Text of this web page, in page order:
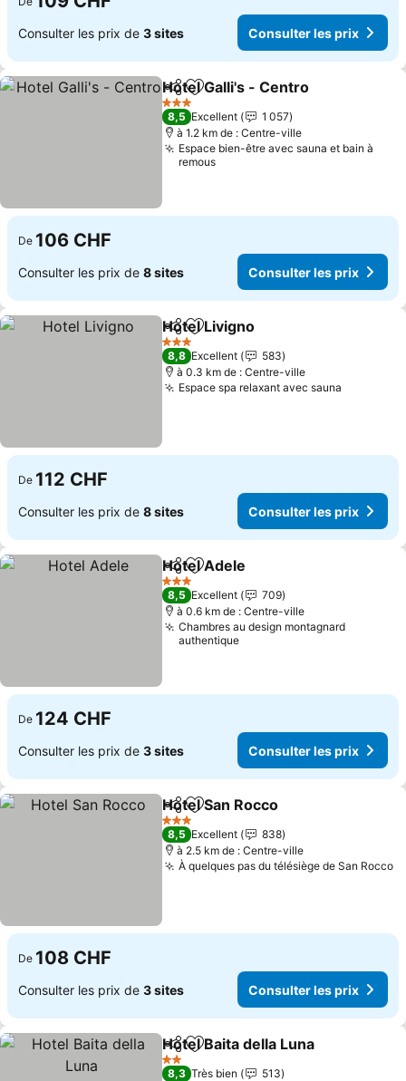
Consulter les prix de 3 sites Consulter les prix
PartagerAjouter à mes favoris
Hotel Galli's - Centro
3 Étoiles
8,5 Excellent
1 057
à 1.2 km de : Centre-ville
Espace bien-être avec sauna et bain à
remous
De 106 CHF
Consulter les prix de 8 sites Consulter les prix
PartagerAjouter à mes favoris
Hotel Livigno
3 Étoiles
8,8 Excellent
583
à 0.3 km de : Centre-ville
Espace spa relaxant avec sauna
De 112 CHF
Consulter les prix de 8 sites Consulter les prix
PartagerAjouter à mes favoris
Hotel Adele
3 Étoiles
8,5 Excellent
709
à 0.6 km de : Centre-ville
Chambres au design montagnard
authentique
De 124 CHF
Consulter les prix de 3 sites Consulter les prix
PartagerAjouter à mes favoris
Hotel San Rocco
3 Étoiles
8,5 Excellent
838
à 2.5 km de : Centre-ville
À quelques pas du télésiège de San Rocco
De 108 CHF
Consulter les prix de 3 sites Consulter les prix
PartagerAjouter à mes favoris
Hotel Baita della Luna
2 Étoiles
8,3 Très bien
513